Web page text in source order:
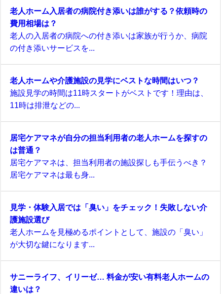
老人ホーム入居者の病院付き添いは誰がする？依頼時の
費用相場は？
老人の入居者の病院への付き添いは家族が行うか、病院
の付き添いサービスを...
老人ホームや介護施設の見学にベストな時間はいつ？
施設見学の時間は11時スタートがベストです！理由は、
11時は排泄などの...
居宅ケアマネが自分の担当利用者の老人ホームを探すの
は普通？
居宅ケアマネは、担当利用者の施設探しも手伝うべき？
居宅ケアマネは最も身...
見学・体験入居では「臭い」をチェック！失敗しない介
護施設選び
老人ホームを見極めるポイントとして、施設の「臭い」
が大切な鍵になります...
サニーライフ、イリーゼ… 料金が安い有料老人ホームの
違いは？